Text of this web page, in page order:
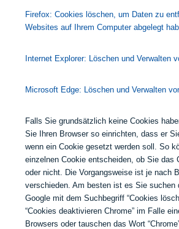
Firefox: Cookies löschen, um Daten zu
Websites auf Ihrem Computer abgelegt
Internet Explorer: Löschen und Verwalten
Microsoft Edge: Löschen und Verwalten
Falls Sie grundsätzlich keine Cookies
Sie Ihren Browser so einrichten, dass er
wenn ein Cookie gesetzt werden soll. So
einzelnen Cookie entscheiden, ob Sie das
oder nicht. Die Vorgangsweise ist je nach
verschieden. Am besten ist es Sie suchen
Google mit dem Suchbegriff “Cookies
“Cookies deaktivieren Chrome” im Falle
Browsers oder tauschen das Wort